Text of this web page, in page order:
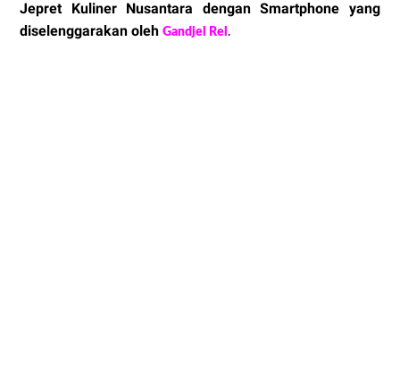
Jepret Kuliner Nusantara dengan Smartphone yang
diselenggarakan oleh Gandjel Rel .